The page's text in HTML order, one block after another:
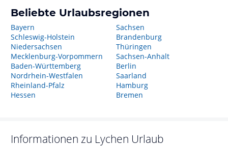
Beliebte Urlaubsregionen
Bayern
Schleswig-Holstein
Niedersachsen
Mecklenburg-Vorpommern
Baden-Württemberg
Nordrhein-Westfalen
Rheinland-Pfalz
Hessen
Sachsen
Brandenburg
Thüringen
Sachsen-Anhalt
Berlin
Saarland
Hamburg
Bremen
Informationen zu Lychen Urlaub